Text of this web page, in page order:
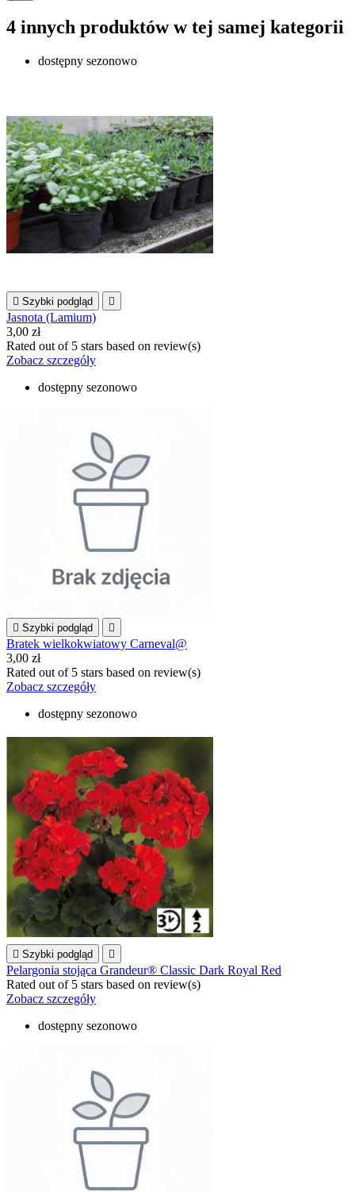
4 innych produktów w tej samej kategorii
dostępny sezonowo
 Szybki podgląd 
Jasnota (Lamium)
3,00 zł
Rated out of 5 stars based on review(s)
Zobacz szczegóły
dostępny sezonowo
 Szybki podgląd 
Bratek wielkokwiatowy Carneval@
3,00 zł
Rated out of 5 stars based on review(s)
Zobacz szczegóły
dostępny sezonowo
 Szybki podgląd 
Pelargonia stojąca Grandeur® Classic Dark Royal Red
Rated out of 5 stars based on review(s)
Zobacz szczegóły
dostępny sezonowo